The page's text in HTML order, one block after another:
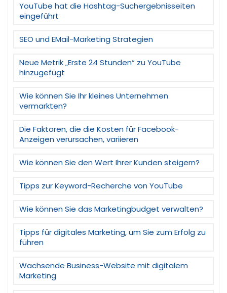
YouTube hat die Hashtag-Suchergebnisseiten
eingeführt
SEO und EMail-Marketing Strategien
Neue Metrik „Erste 24 Stunden“ zu YouTube
hinzugefügt
Wie können Sie Ihr kleines Unternehmen
vermarkten?
Die Faktoren, die die Kosten für Facebook-
Anzeigen verursachen, variieren
Wie können Sie den Wert Ihrer Kunden steigern?
Tipps zur Keyword-Recherche von YouTube
Wie können Sie das Marketingbudget verwalten?
Tipps für digitales Marketing, um Sie zum Erfolg zu
führen
Wachsende Business-Website mit digitalem
Marketing